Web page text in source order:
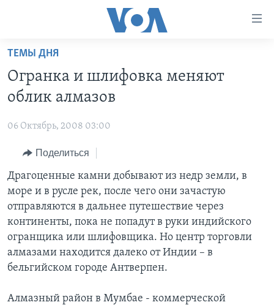
Перейти
основной
контент
навигации
Перейти
поиск
ПРОГРАММЫ
НОВОСТИ ЗА МИНУТУ
ИТОГИ
ПОЧЕМУ ЭТО ВАЖНО?
ДИСКУССИЯ VOA
ДЕТАЛИ
НЬЮ-ЙОРК NEW YORK
АМЕРИКА. БОЛЬШОЕ ПУТЕШЕСТВИЕ
УЧИМ АНГЛИЙСКИЙ
НАША АМЕРИКАНСКАЯ ИСТОРИЯ
А КАК В АМЕРИКЕ?
АРТЕФАКТЫ
АМЕРИКАНСКИЕ ГОРОДКИ
ТЕСТЫ
ЭКСПЕРТИЗА
ИНТЕРВЬЮ
ФАКТЫ ПРОТИВ ФЕЙКОВ
ЗА СВОБОДУ ПРЕССЫ
УЧИМ АНГЛИЙСКИЙ
ВИДЕО
ПОДПИСКА НА НОВОСТИ
Learning English
ТЕМЫ ДНЯ
Огранка и шлифовка меняют
облик алмазов
06 Октябрь, 2008 03:00
Поделиться
Драгоценные камни добывают из недр земли, в
море и в русле рек, после чего они зачастую
отправляются в дальнее путешествие через
континенты, пока не попадут в руки индийского
огранщика или шлифовщика. Но центр торговли
алмазами находится далеко от Индии – в
бельгийском городе Антверпен.
Алмазный район в Мумбае - коммерческой